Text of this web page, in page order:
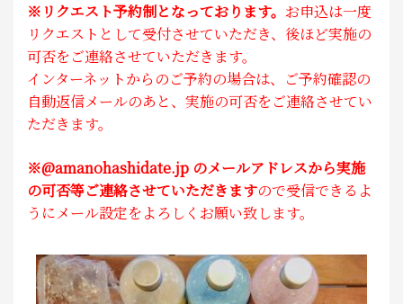
※リクエスト予約制となっております。 お申込は一度
リクエストとして受付させていただき、後ほど実施の
可否をご連絡させていただきます。
インターネットからのご予約の場合は、ご予約確認の
自動返信メールのあと、実施の可否をご連絡させてい
ただきます。
※@amanohashidate.jp のメールアドレスから実施
の可否等ご連絡させていただきますので受信できるよ
うにメール設定をよろしくお願い致します。